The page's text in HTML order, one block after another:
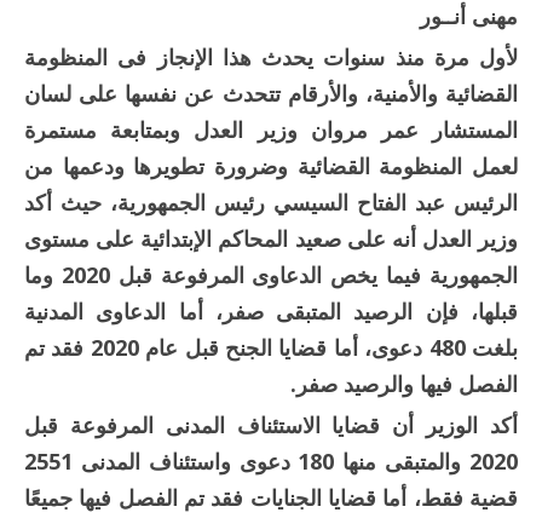
مغلقة
مهنى أنــور
لأول مرة منذ سنوات يحدث هذا الإنجاز فى المنظومة
القضائية والأمنية، والأرقام تتحدث عن نفسها على لسان
المستشار عمر مروان وزير العدل وبمتابعة مستمرة
لعمل المنظومة القضائية وضرورة تطويرها ودعمها من
الرئيس عبد الفتاح السيسي رئيس الجمهورية، حيث أكد
وزير العدل أنه على صعيد المحاكم الإبتدائية على مستوى
الجمهورية فيما يخص الدعاوى المرفوعة قبل 2020 وما
قبلها، فإن الرصيد المتبقى صفر، أما الدعاوى المدنية
بلغت 480 دعوى، أما قضايا الجنح قبل عام 2020 فقد تم
الفصل فيها والرصيد صفر.
أكد الوزير أن قضايا الاستئناف المدنى المرفوعة قبل
2020 والمتبقى منها 180 دعوى واستئناف المدنى 2551
قضية فقط، أما قضايا الجنايات فقد تم الفصل فيها جميعًا